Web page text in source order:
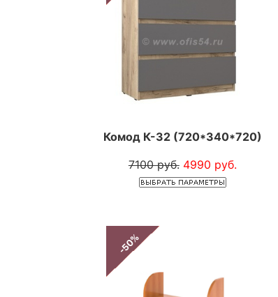
Комод К-32 (720*340*720)
7100 руб. 4990 руб.
-50%